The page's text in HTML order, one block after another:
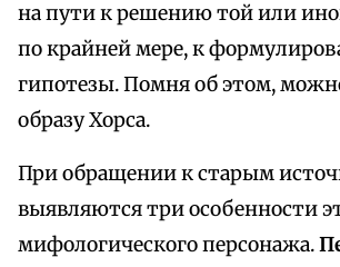
на пути к решению той или
по крайней мере, к
гипотезы. Помня об этом,
образу Хорса.
При обращении к старым
выявляются три особенности
мифологического персонажа.